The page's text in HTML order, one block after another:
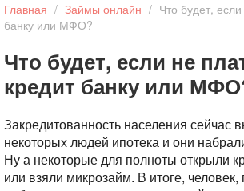
Главная / Займы онлайн / Что будет,
банку или МФО?
Что будет, если не
кредит банку или
Закредитованность населения
некоторых людей ипотека и они
Ну а некоторые для полноты открыли
или взяли микрозайм. В итоге,